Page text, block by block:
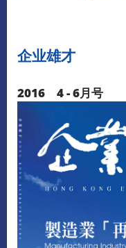
企业雄才
2016 4 - 6月号